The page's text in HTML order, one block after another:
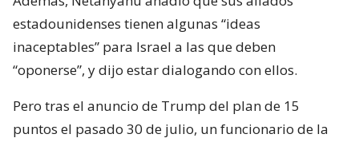
estadounidenses tienen algunas “ideas
inaceptables” para Israel a las que deben
“oponerse”, y dijo estar dialogando con ellos.
Pero tras el anuncio de Trump del plan de 15
puntos el pasado 30 de julio, un funcionario de la